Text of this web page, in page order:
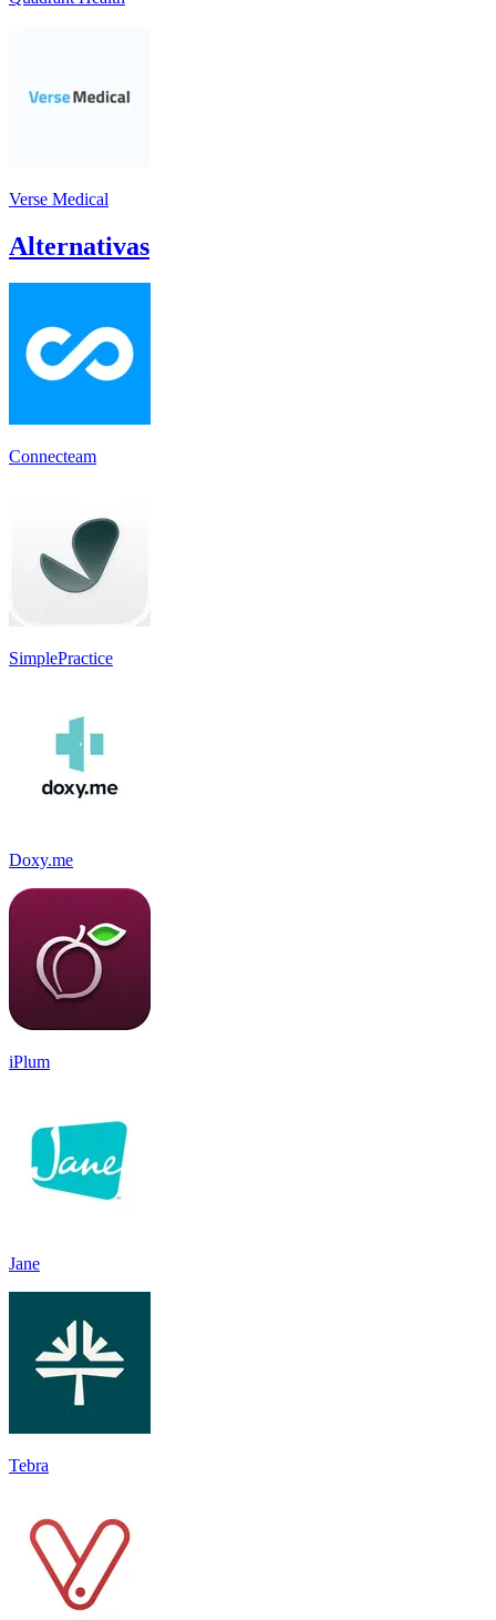
Verse Medical
Alternativas
Connecteam
SimplePractice
Doxy.me
iPlum
Jane
Tebra